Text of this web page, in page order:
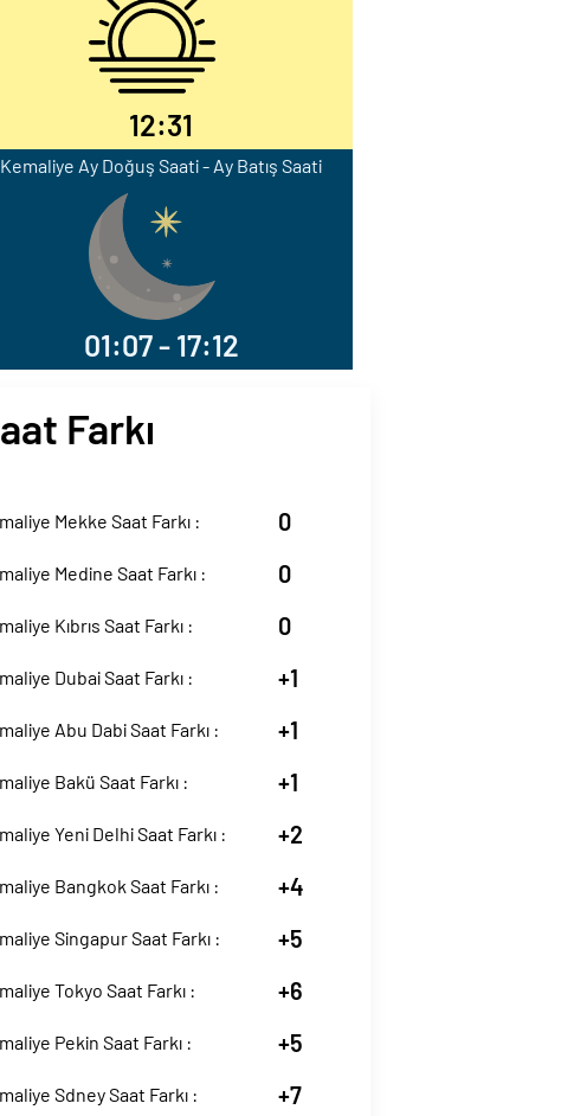
12:31
Kemaliye Ay Doğuş Saati - Ay Batış Saati
01:07 - 17:12
Farkı
Mekke Saat Farkı : 0
Medine Saat Farkı : 0
Kıbrıs Saat Farkı : 0
Dubai Saat Farkı : +1
Abu Dabi Saat Farkı : +1
Bakü Saat Farkı : +1
Yeni Delhi Saat Farkı : +2
Bangkok Saat Farkı : +4
Singapur Saat Farkı : +5
Tokyo Saat Farkı : +6
Pekin Saat Farkı : +5
Sdney Saat Farkı : +7